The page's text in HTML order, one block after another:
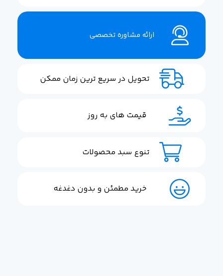
ارائه مشاوره تخصصی
تحویل در سریع ترین زمان ممکن
قیمت های به روز
تنوع سبد محصولات
خرید مطمئن و بدون دغدغه